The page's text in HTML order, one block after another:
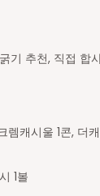
기 추천, 직접 합
캐시울 1콘, 더
1볼